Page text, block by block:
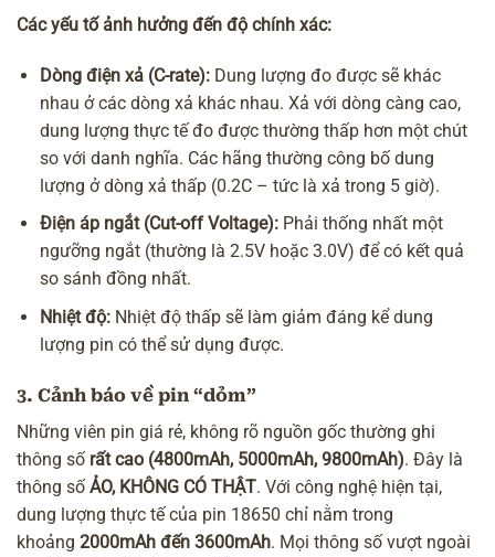
Các yếu tố ảnh hưởng đến độ chính xác:
Dòng điện xả (C-rate): Dung lượng đo được sẽ khác
nhau ở các dòng xả khác nhau. Xả với dòng càng cao,
dung lượng thực tế đo được thường thấp hơn một chút
so với danh nghĩa. Các hãng thường công bố dung
lượng ở dòng xả thấp (0.2C – tức là xả trong 5 giờ).
Điện áp ngắt (Cut-off Voltage): Phải thống nhất một
ngưỡng ngắt (thường là 2.5V hoặc 3.0V) để có kết quả
so sánh đồng nhất.
Nhiệt độ: Nhiệt độ thấp sẽ làm giảm đáng kể dung
lượng pin có thể sử dụng được.
3. Cảnh báo về pin “dỏm”
Những viên pin giá rẻ, không rõ nguồn gốc thường ghi
thông số rất cao (4800mAh, 5000mAh, 9800mAh). Đây là
thông sốẢO, KHÔNG CÓ THẬT. Với công nghệ hiện tại,
dung lượng thực tế của pin 18650 chỉ nằm trong
khoảng 2000mAh đến 3600mAh. Mọi thông số vượt ngoài